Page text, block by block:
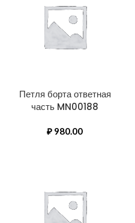
Петля борта ответная
часть MN00188
₽ 980.00